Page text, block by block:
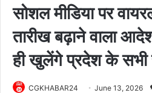
सोशल मीडिया पर
तारीख बढ़ाने वाला
ही खुलेंगे प्रदेश के
CGKHABAR24 June 13, 2026